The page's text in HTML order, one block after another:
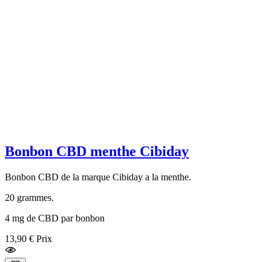
Bonbon CBD menthe Cibiday
Bonbon CBD de la marque Cibiday a la menthe.
20 grammes.
4 mg de CBD par bonbon
13,90 € Prix